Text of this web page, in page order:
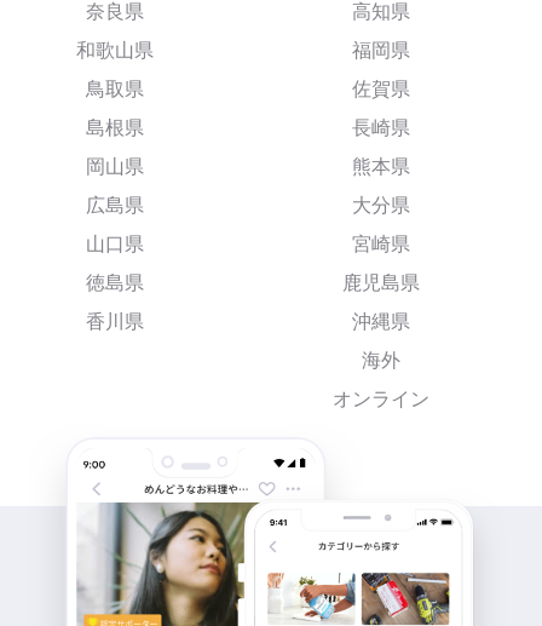
奈良県
和歌山県
鳥取県
島根県
岡山県
広島県
山口県
徳島県
香川県
高知県
福岡県
佐賀県
長崎県
熊本県
大分県
宮崎県
鹿児島県
沖縄県
海外
オンライン